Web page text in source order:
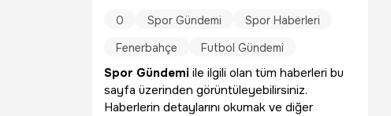
0 Spor Gündemi
Spor Haberleri
Fenerbahçe
Futbol Gündemi
Spor Gündemi ile ilgili olan tüm haberleri bu
sayfa üzerinden görüntüleyebilirsiniz.
Haberlerin detaylarını okumak ve diğer